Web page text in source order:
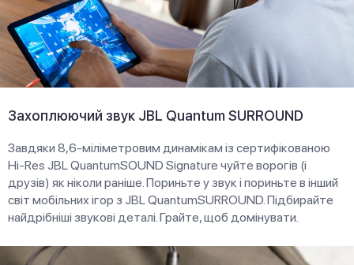
Захоплюючий звук JBL Quantum SURROUND
Завдяки 8,6-міліметровим динамікам із сертифікованою
Hi-Res JBL QuantumSOUND Signature чуйте ворогів (і
друзів) як ніколи раніше. Пориньте у звук і пориньте в інший
світ мобільних ігор з JBL QuantumSURROUND. Підбирайте
найдрібніші звукові деталі. Грайте, щоб домінувати.